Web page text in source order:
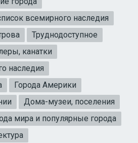
всемирного наследия
Труднодоступное
канатки
наследия
Города Америки
Дома-музеи, поселения
мира и популярные города